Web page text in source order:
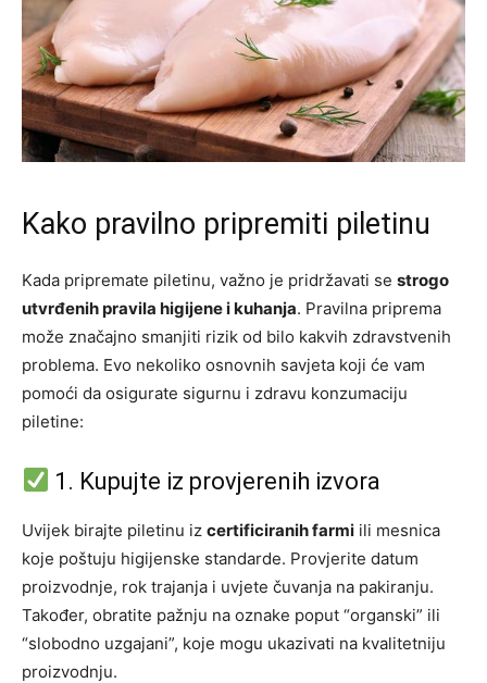
Kako pravilno pripremiti piletinu
Kada pripremate piletinu, važno je pridržavati se strogo
utvrđenih pravila higijene i kuhanja. Pravilna priprema
može značajno smanjiti rizik od bilo kakvih zdravstvenih
problema. Evo nekoliko osnovnih savjeta koji će vam
pomoći da osigurate sigurnu i zdravu konzumaciju
piletine:
1. Kupujte iz provjerenih izvora
Uvijek birajte piletinu iz certificiranih farmi ili mesnica
koje poštuju higijenske standarde. Provjerite datum
proizvodnje, rok trajanja i uvjete čuvanja na pakiranju.
Također, obratite pažnju na oznake poput “organski” ili
“slobodno uzgajani”, koje mogu ukazivati na kvalitetniju
proizvodnju.